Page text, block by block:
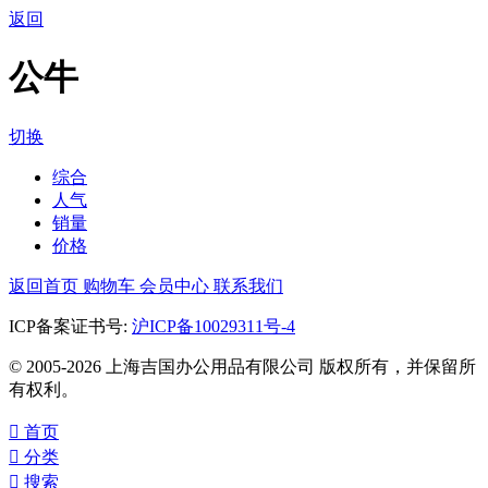
返回
公牛
切换
综合
人气
销量
价格
返回首页 购物车 会员中心 联系我们
ICP备案证书号: 沪ICP备10029311号-4
© 2005-2026 上海吉国办公用品有限公司 版权所有，并保留所
有权利。
 首页
 分类
 搜索